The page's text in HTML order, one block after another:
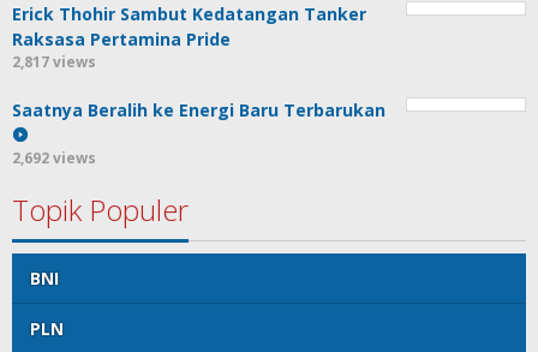
Erick Thohir Sambut Kedatangan Tanker
Raksasa Pertamina Pride
2,817 views
Saatnya Beralih ke Energi Baru Terbarukan
2,692 views
Topik Populer
BNI
PLN